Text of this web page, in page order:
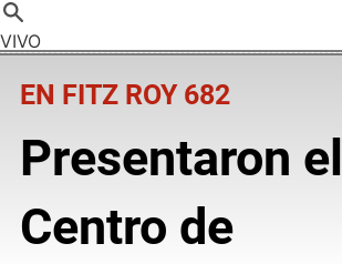
VIVO
EN FITZ ROY 682
Presentaron el
Centro de